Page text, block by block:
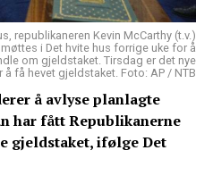
republikaneren Kevin McCarthy (t.v.)
i Det hvite hus forrige uke for å
om gjeldstaket. Tirsdag er det nye
få hevet gjeldstaket. Foto: AP / NTB
å avlyse planlagte
har fått Republikanerne
gjeldstaket, ifølge Det